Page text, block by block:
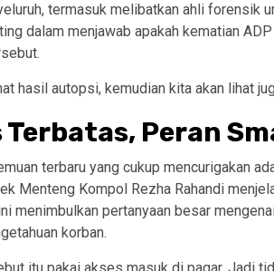
termasuk melibatkan ahli forensik
dalam menjawab apakah kematian
hasil autopsi, kemudian kita akan lihat
Terbatas, Peran
terbaru yang cukup mencurigakan
Menteng Kompol Rezha Rahandi
menimbulkan pertanyaan besar
korban.